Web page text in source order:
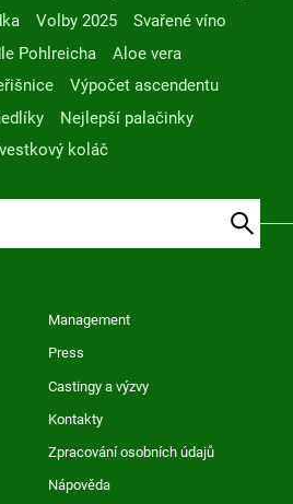
Volby 2025
Svařené víno
Pohlreicha
Aloe vera
Výpočet ascendentu
Nejlepší palačinky
koláč
Management
Press
Castingy a výzvy
Kontakty
Zpracování osobních údajů
Nápověda